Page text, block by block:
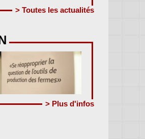
> Toutes les actualités
> Plus d'infos